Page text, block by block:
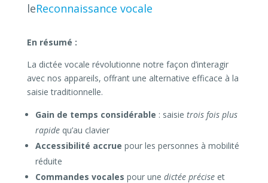
leReconnaissance vocale
En résumé :
La dictée vocale révolutionne notre façon d’interagir
avec nos appareils, offrant une alternative efficace à la
saisie traditionnelle.
Gain de temps considérable : saisie trois fois plus
rapidequ’au clavier
Accessibilité accrue pour les personnes à mobilité
réduite
Commandes vocales pour une dictée préciseet